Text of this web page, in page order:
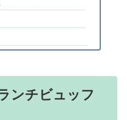
ンチビュッフ